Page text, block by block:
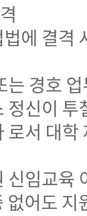
에 결격
경호 업
신이 투
서 대학
임교육
없어도 지